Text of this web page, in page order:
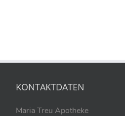
KONTAKTDATEN
Maria Treu Apotheke